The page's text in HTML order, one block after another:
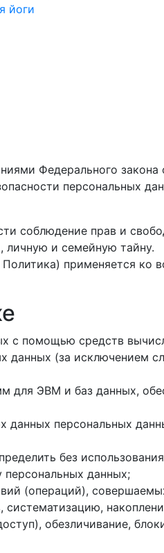
йоги
Федерального
персональных
соблюдение прав и
личную и семейную тайну.
применяется
с помощью средств
(за исключением
для ЭВМ и баз данных,
персональных
без
данных;
(операций),
обезличивание,